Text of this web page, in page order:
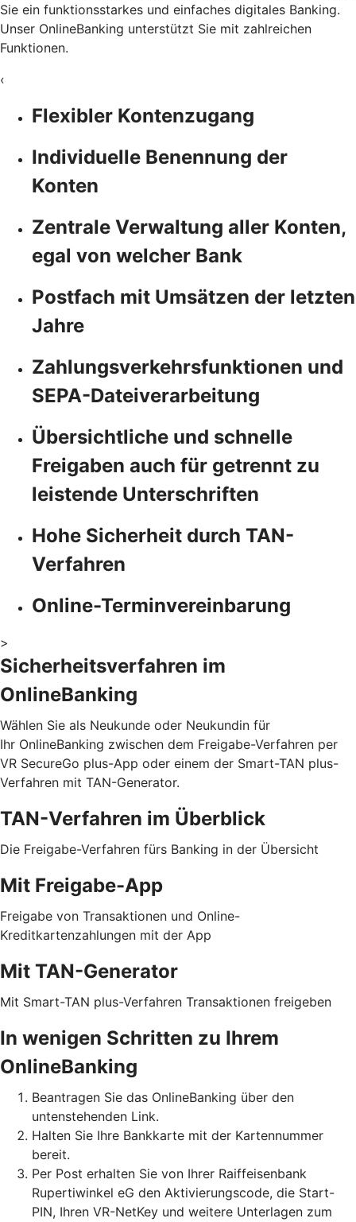
Sie ein funktionsstarkes und einfaches digitales Banking.
Unser OnlineBanking unterstützt Sie mit zahlreichen
Funktionen.
‹
Flexibler Kontenzugang
Individuelle Benennung der
Konten
Zentrale Verwaltung aller Konten,
egal von welcher Bank
Postfach mit Umsätzen der letzten
Jahre
Zahlungsverkehrsfunktionen und
SEPA-Dateiverarbeitung
Übersichtliche und schnelle
Freigaben auch für getrennt zu
leistende Unterschriften
Hohe Sicherheit durch TAN-
Verfahren
Online-Terminvereinbarung
>
Sicherheitsverfahren im
OnlineBanking
Wählen Sie als Neukunde oder Neukundin für
Ihr OnlineBanking zwischen dem Freigabe-Verfahren per
VR SecureGo plus-App oder einem der Smart-TAN plus-
Verfahren mit TAN-Generator.
TAN-Verfahren im Überblick
Die Freigabe-Verfahren fürs Banking in der Übersicht
Mit Freigabe-App
Freigabe von Transaktionen und Online-
Kreditkartenzahlungen mit der App
Mit TAN-Generator
Mit Smart-TAN plus-Verfahren Transaktionen freigeben
In wenigen Schritten zu Ihrem
OnlineBanking
Beantragen Sie das OnlineBanking über den
untenstehenden Link.
Halten Sie Ihre Bankkarte mit der Kartennummer
bereit.
Per Post erhalten Sie von Ihrer Raiffeisenbank
Rupertiwinkel eG den Aktivierungscode, die Start-
PIN, Ihren VR-NetKey und weitere Unterlagen zum